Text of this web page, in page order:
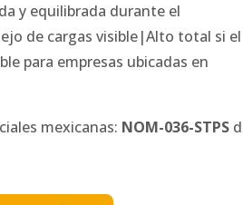
y equilibrada durante el
de cargas visible|Alto total si
para empresas ubicadas en
mexicanas: NOM-036-STPS